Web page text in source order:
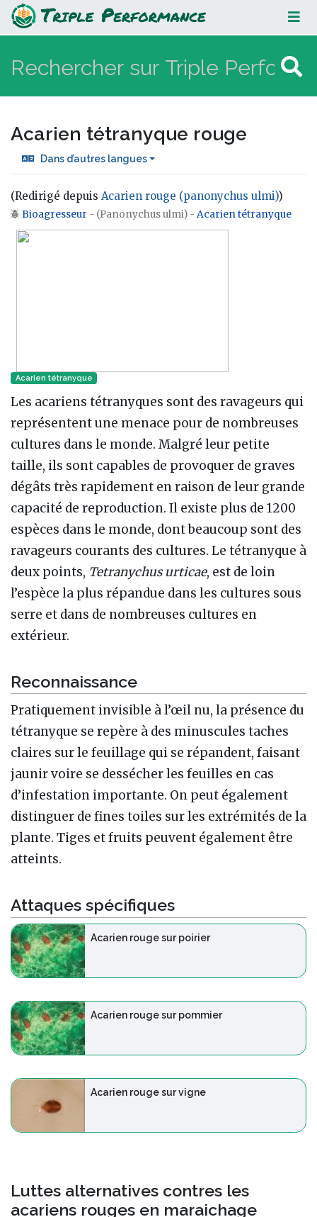
Acarien tétranyque rouge
Acarien tétranyque rouge
Dans d’autres langues
(Redirigé depuis Acarien rouge (panonychus ulmi))
Aller à :navigation,rechercher
Bioagresseur - (Panonychus ulmi) - Acarien tétranyque
Acarien tétranyque
Les acariens tétranyques sont des ravageurs qui
représentent une menace pour de nombreuses
cultures dans le monde. Malgré leur petite
taille, ils sont capables de provoquer de graves
dégâts très rapidement en raison de leur grande
capacité de reproduction. Il existe plus de 1200
espèces dans le monde, dont beaucoup sont des
ravageurs courants des cultures. Le tétranyque à
deux points, Tetranychus urticae, est de loin
l’espèce la plus répandue dans les cultures sous
serre et dans de nombreuses cultures en
extérieur.
Reconnaissance
Pratiquement invisible à l’œil nu, la présence du
tétranyque se repère à des minuscules taches
claires sur le feuillage qui se répandent, faisant
jaunir voire se dessécher les feuilles en cas
d’infestation importante. On peut également
distinguer de fines toiles sur les extrémités de la
plante. Tiges et fruits peuvent également être
atteints.
Attaques spécifiques
Acarien rouge sur poirier
Acarien rouge sur pommier
Acarien rouge sur vigne
Luttes alternatives contres les
acariens rouges en maraichage